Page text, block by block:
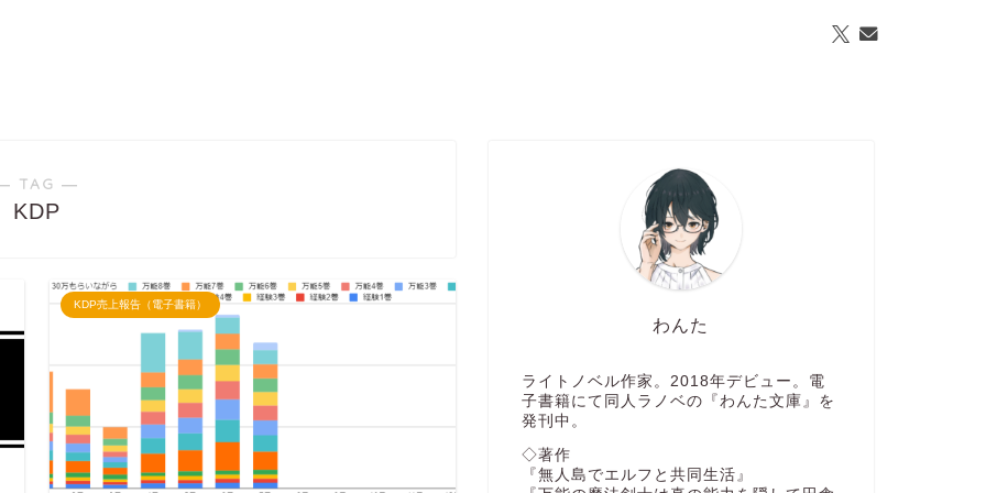
TAG ―
KDP
KDP売上報告（電子書籍）
わんた
ライトノベル作家。2018年デビュー。電
子書籍にて同人ラノベの『わんた文庫』を
発刊中。
◇著作
『無人島でエルフと共同生活』